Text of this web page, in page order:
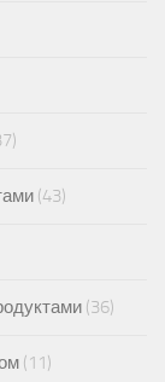
(43)
(36)
(11)